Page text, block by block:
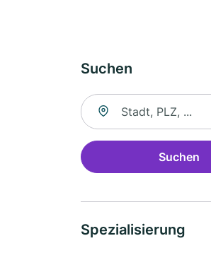
Suchen
Suche nach Ort
Suchen
Spezialisierung